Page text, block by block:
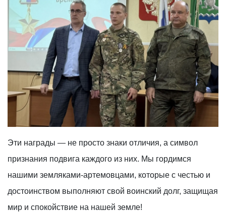
Эти награды — не просто знаки отличия, а символ
признания подвига каждого из них. Мы гордимся
нашими земляками-артемовцами, которые с честью и
достоинством выполняют свой воинский долг, защищая
мир и спокойствие на нашей земле!